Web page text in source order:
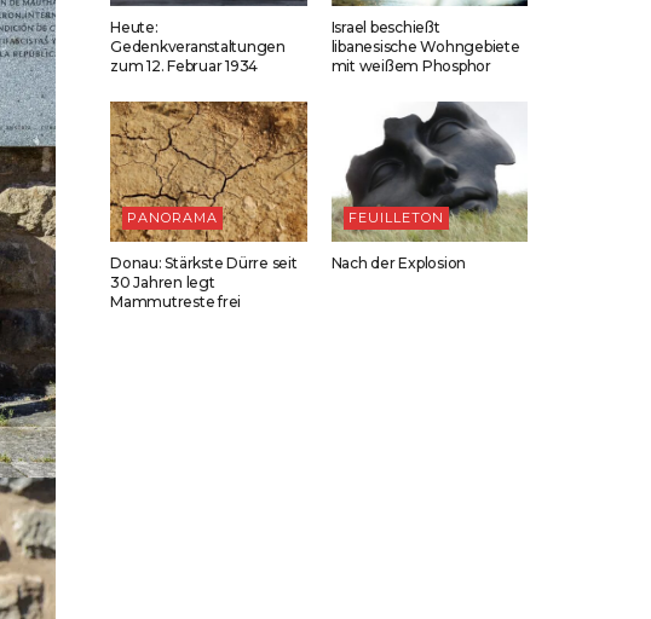
Heute:
Gedenkveranstaltungen
zum 12. Februar 1934
Israel beschießt
libanesische Wohngebiete
mit weißem Phosphor
PANORAMA
Donau: Stärkste Dürre seit
30 Jahren legt
Mammutreste frei
FEUILLETON
Nach der Explosion